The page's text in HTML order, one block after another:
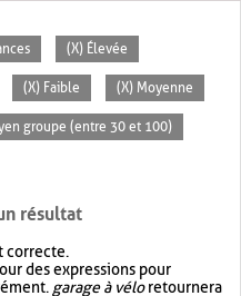
(X) Élevée
(X) Faible (X) Moyenne
groupe (entre 30 et 100)
résultat
correcte.
des expressions pour
garage à véloretournera